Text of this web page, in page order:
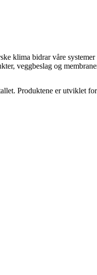
klima bidrar våre
veggbeslag og
Produktene er utviklet